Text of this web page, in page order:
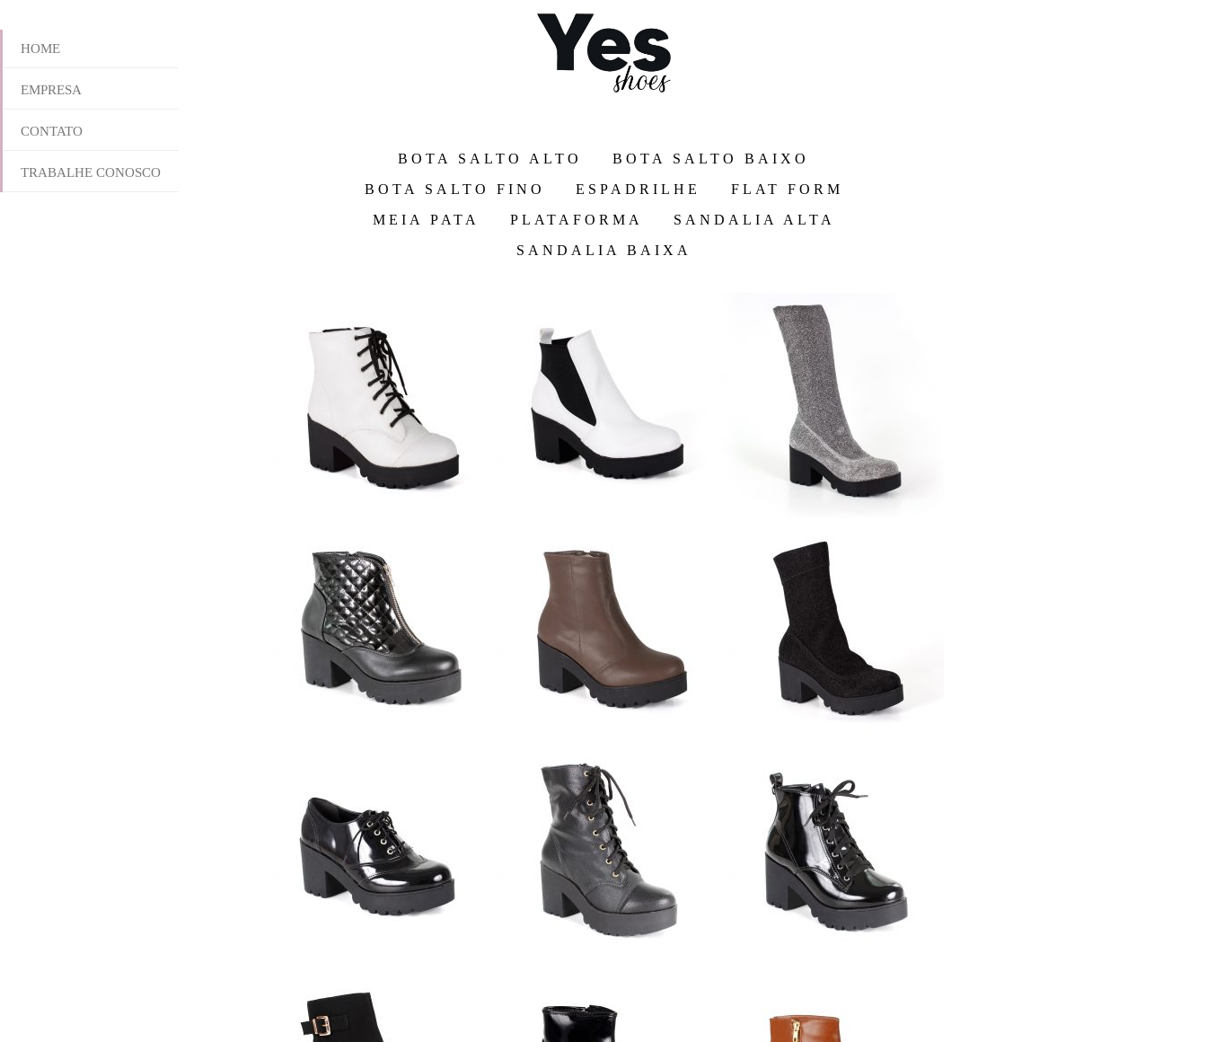
HOME
EMPRESA
CONTATO
TRABALHE CONOSCO
BOTA SALTO ALTO
BOTA SALTO BAIXO
BOTA SALTO FINO
ESPADRILHE
FLAT FORM
MEIA PATA
PLATAFORMA
SANDALIA ALTA
SANDALIA BAIXA